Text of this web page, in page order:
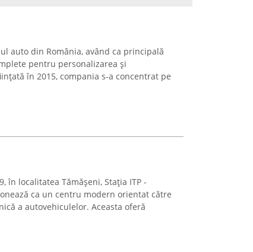
auto din România, având ca principală
pentru personalizarea și
în 2015, compania s-a concentrat pe
în localitatea Tămășeni, Stația ITP -
ca un centru modern orientat către
a autovehiculelor. Aceasta oferă